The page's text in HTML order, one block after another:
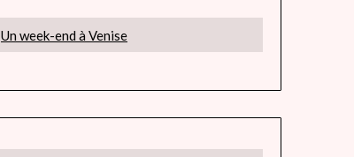
Un week-end à Venise